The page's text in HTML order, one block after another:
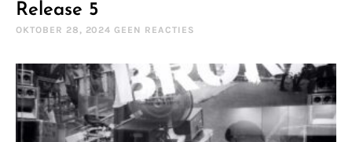
Release 5
OKTOBER 28, 2024GEEN REACTIES